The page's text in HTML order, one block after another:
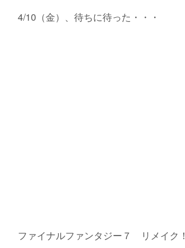
4/10（金）、待ちに待った・・・
ファイナルファンタジー７ リメイク！